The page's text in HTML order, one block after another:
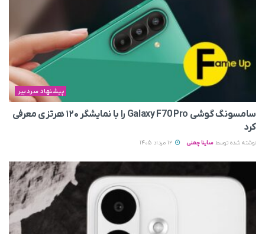
پیشنهاد سردبیر
سامسونگ گوشی Galaxy F70 Pro را با نمایشگر ۱۲۰ هرتزی معرفی
کرد
نوشته شده توسط ساینا چمنی